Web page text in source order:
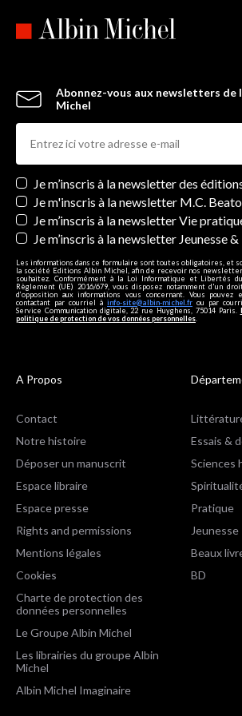
Abonnez-vous aux newsletters de
Michel
Newsletters
Je m’inscris à la newsletter des
Je m'inscris à la newsletter M.C.
Je m’inscris à la newsletter Vie
Je m’inscris à la newsletter Jeunesse
Les informations dans ce formulaire sont toutes obligatoires, et
la société Editions Albin Michel, afin de recevoir nos
souhaitez. Conformément à la Loi Informatique et Libertés
Règlement (UE) 2016/679, vous disposez notamment d'un
d’opposition aux informations vous concernant. Vous
contactant par courriel à info-site@albin-michel.fr ou par
Service Communication digitale, 22 rue Huyghens, 75014 Paris.
politique de protection de vos données personnelles
A Propos
Contact
Notre histoire
Déposer un manuscrit
Espace libraire
Espace presse
Rights and permissions
Mentions légales
Cookies
Charte de protection des
données personnelles
Le Groupe Albin Michel
Les librairies du groupe Albin
Michel
Albin Michel Imaginaire
Essais &
Sciences
Pratique
Jeunesse
Beaux
BD